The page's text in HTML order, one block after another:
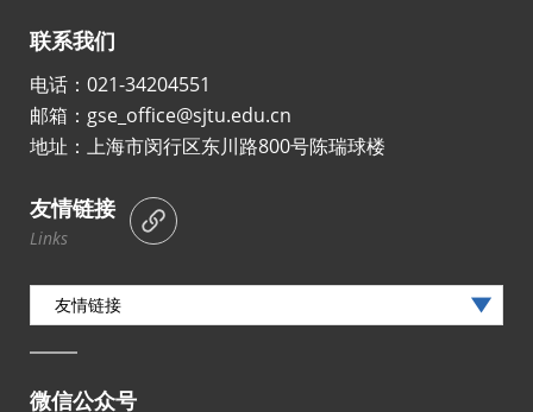
联系我们
电话：021-34204551
邮箱：gse_office@sjtu.edu.cn
地址：上海市闵行区东川路800号陈瑞球楼
友情链接
Links
友情链接
微信公众号